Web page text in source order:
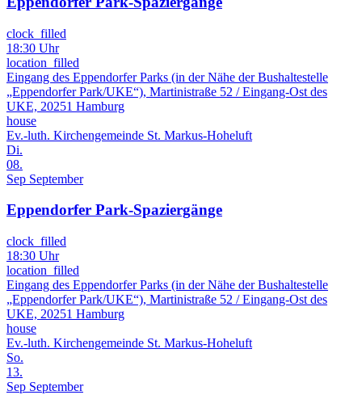
clock_filled
18:30 Uhr
location_filled
Eingang des Eppendorfer Parks (in der Nähe der Bushaltestelle
„Eppendorfer Park/UKE“), Martinistraße 52 / Eingang-Ost des
UKE, 20251 Hamburg
house
Ev.-luth. Kirchengemeinde St. Markus-Hoheluft
Di.
08.
Sep September
Eppendorfer Park-Spaziergänge
clock_filled
18:30 Uhr
location_filled
Eingang des Eppendorfer Parks (in der Nähe der Bushaltestelle
„Eppendorfer Park/UKE“), Martinistraße 52 / Eingang-Ost des
UKE, 20251 Hamburg
house
Ev.-luth. Kirchengemeinde St. Markus-Hoheluft
So.
13.
Sep September